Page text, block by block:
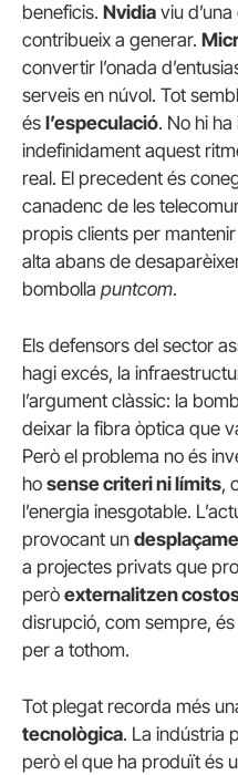
beneficis. Nvidia viu
contribueix a generar.
convertir l’onada
serveis en núvol. Tot
és l’especulació. No hi
indefinidament aquest
real. El precedent és
canadenc de les
propis clients per
alta abans de
bombolla puntcom.
Els defensors del sector
hagi excés, la
l’argument clàssic: la
deixar la fibra òptica que
Però el problema no és
ho sense criteri ni límits,
l’energia inesgotable.
provocant un
a projectes privats que
però externalitzen
disrupció, com sempre,
per a tothom.
Tot plegat recorda més
tecnològica. La indústria
però el que ha produït és